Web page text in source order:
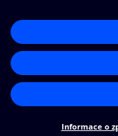
Zásady zpracování
Nastavení cookies